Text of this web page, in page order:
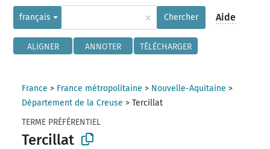
français × Chercher Aide
ALIGNER ANNOTER TÉLÉCHARGER
France > France métropolitaine > Nouvelle-Aquitaine >
Département de la Creuse >Tercillat
TERME PRÉFÉRENTIEL
Tercillat